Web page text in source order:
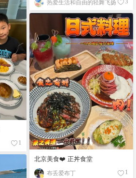
热爱生活和自由的轻舞飞扬 3
1
北京美食❤️ 正丼食堂
布丢爱布丁 1